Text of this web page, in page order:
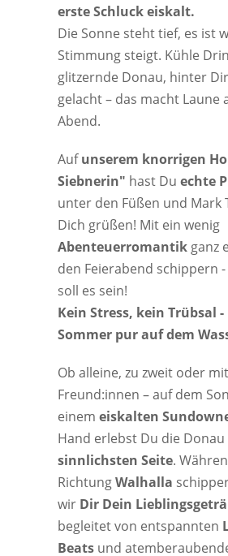
erste Schluck eiskalt.
Die Sonne steht tief, es ist
Stimmung steigt. Kühle
glitzernde Donau, hinter
gelacht – das macht Laune
Abend.
Aufunserem knorrigen
Siebnerin" hast Du echte
unter den Füßen und Mark
Dich grüßen! Mit ein wenig
Abenteuerromantikganz
den Feierabend schippern
soll es sein!
Kein Stress, kein Trübsal
Sommer pur auf dem
Ob alleine, zu zweit oder mit
Freund:innen – auf dem
einem eiskalten
Hand erlebst Du die
sinnlichsten Seite.
RichtungWalhalla
wir Dir Dein
begleitet von entspannten
Beatsund